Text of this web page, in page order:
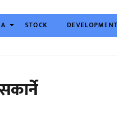
STOCK DEVELOPMENT